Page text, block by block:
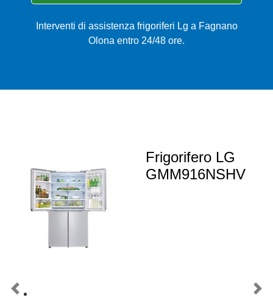
Interventi di assistenza frigoriferi Lg a Fagnano
Olona entro 24/48 ore.
Frigorifero LG
GMM916NSHV